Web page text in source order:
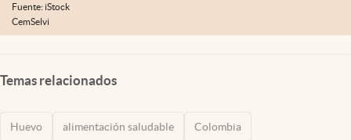
Fuente: iStock
CemSelvi
Temas relacionados
Huevo alimentación saludable Colombia